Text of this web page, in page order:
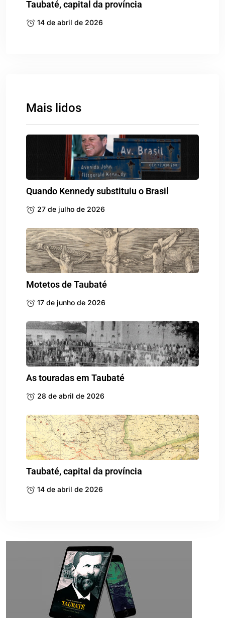
Taubaté, capital da província
14 de abril de 2026
Mais lidos
Quando Kennedy substituiu o Brasil
27 de julho de 2026
Motetos de Taubaté
17 de junho de 2026
As touradas em Taubaté
28 de abril de 2026
Taubaté, capital da província
14 de abril de 2026